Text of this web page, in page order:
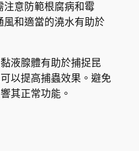
注意防範根腐病和霉
風和適當的澆水有助於
液腺體有助於捕捉昆
以提高捕蟲效果。避免
其正常功能。